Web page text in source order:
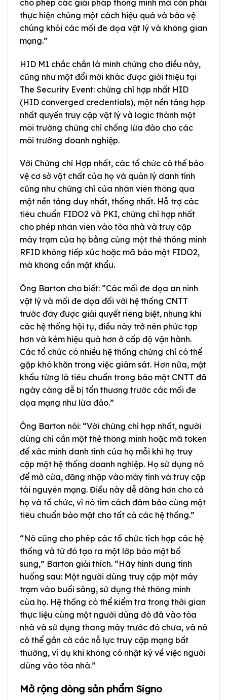
cho phép các giải pháp thông minh mà còn phải
thực hiện chúng một cách hiệu quả và bảo vệ
chúng khỏi các mối đe dọa vật lý và không gian
mạng.”
HID M1 chắc chắn là minh chứng cho điều này,
cũng như một đổi mới khác được giới thiệu tại
The Security Event: chứng chỉ hợp nhất HID
(HID converged credentials), một nền tảng hợp
nhất quyền truy cập vật lý và logic thành một
môi trường chứng chỉ chống lừa đảo cho các
môi trường doanh nghiệp.
Với Chứng chỉ Hợp nhất, các tổ chức có thể bảo
vệ cơ sở vật chất của họ và quản lý danh tính
cũng như chứng chỉ của nhân viên thông qua
một nền tảng duy nhất, thống nhất. Hỗ trợ các
tiêu chuẩn FIDO2 và PKI, chứng chỉ hợp nhất
cho phép nhân viên vào tòa nhà và truy cập
máy trạm của họ bằng cùng một thẻ thông minh
RFID không tiếp xúc hoặc mã bảo mật FIDO2,
mà không cần mật khẩu.
Ông Barton cho biết: “Các mối đe dọa an ninh
vật lý và mối đe dọa đối với hệ thống CNTT
trước đây được giải quyết riêng biệt, nhưng khi
các hệ thống hội tụ, điều này trở nên phức tạp
hơn và kém hiệu quả hơn ở cấp độ vận hành.
Các tổ chức có nhiều hệ thống chứng chỉ có thể
gặp khó khăn trong việc giám sát. Hơn nữa, mật
khẩu từng là tiêu chuẩn trong bảo mật CNTT đã
ngày càng dễ bị tổn thương trước các mối đe
dọa mạng như lừa đảo.”
Ông Barton nói: “Với chứng chỉ hợp nhất, người
dùng chỉ cần một thẻ thông minh hoặc mã token
để xác minh danh tính của họ mỗi khi họ truy
cập một hệ thống doanh nghiệp. Họ sử dụng nó
để mở cửa, đăng nhập vào máy tính và truy cập
tài nguyên mạng. Điều này dễ dàng hơn cho cả
họ và tổ chức, vì nó tìm cách đảm bảo cùng một
tiêu chuẩn bảo mật cho tất cả các hệ thống.”
“Nó cũng cho phép các tổ chức tích hợp các hệ
thống và từ đó tạo ra một lớp bảo mật bổ
sung,” Barton giải thích. “Hãy hình dung tình
huống sau: Một người dùng truy cập một máy
trạm vào buổi sáng, sử dụng thẻ thông minh
của họ. Hệ thống có thể kiểm tra trong thời gian
thực liệu cùng một người dùng đó đã vào tòa
nhà và sử dụng thang máy trước đó chưa, và nó
có thể gắn cờ các nỗ lực truy cập mạng bất
thường, ví dụ khi không có nhật ký về việc người
dùng vào tòa nhà.”
Mở rộng dòng sản phẩm Signo